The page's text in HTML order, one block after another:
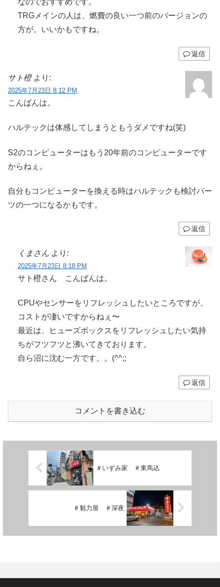
なのでおすすめです。
TRGメインの人は、燃費の良い一つ前のバージョンの
方が。いいかもですね。
返信
サト橙 より:
2025年7月23日 8:12 PM
こんばんは。
ハルテックは体感してしまうともうダメですね(笑)
S2のコンピューターはもう20年前のコンピューターです
からねぇ。
自分もコンピューターを換える時はハルテックも検討パー
ツの一つになるかもです。
返信
くまさん より:
2025年7月23日 8:18 PM
サト橙さん こんばんは。
CPUやセンサーをリフレッシュしたいところですが、
コストが凄いですからねぇ〜
最近は、ヒューズボックスをリフレッシュしたい気持
ちがフツフツと沸いてきております。
自ら沼に沈む一方です。。(^^;;
返信
コメントを書き込む
＃いずみ家 ＃東馬込
＃魁力屋 ＃深夜